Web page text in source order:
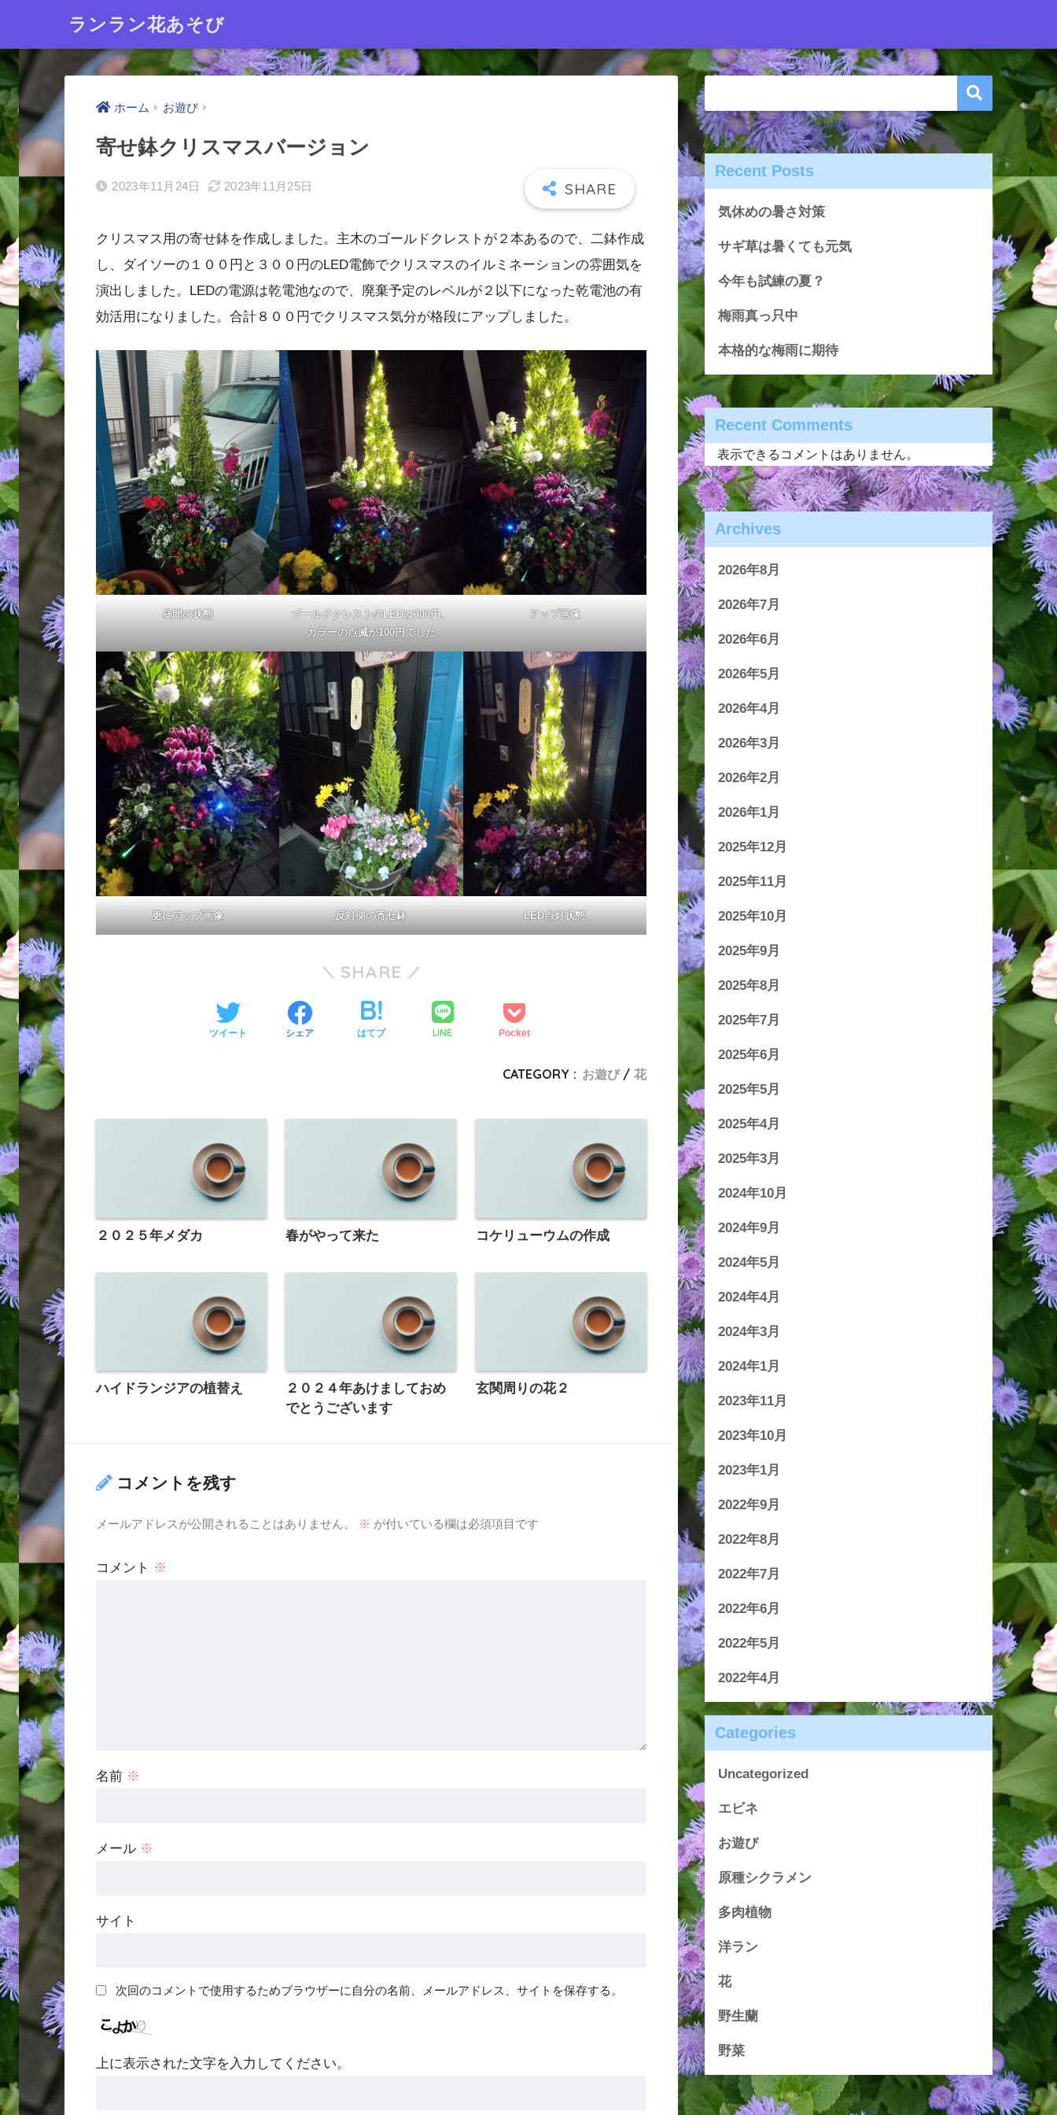
ランラン花あそび
ホーム お遊び
寄せ鉢クリスマスバージョン
2023年11月24日 2023年11月25日
クリスマス用の寄せ鉢を作成しました。主木のゴールドクレストが２本あるので、二鉢作成
し、ダイソーの１００円と３００円のLED電飾でクリスマスのイルミネーションの雰囲気を
演出しました。LEDの電源は乾電池なので、廃棄予定のレベルが２以下になった乾電池の有
効活用になりました。合計８００円でクリスマス気分が格段にアップしました。
昼間の状態
ゴールドクレストのLEDは300円、
カラーの点滅が100円でした
アップ画像
更にアップ画像 反対側の寄せ鉢 LED点灯状態
SHARE
ツイート シェア はてブ LINE Pocket
CATEGORY : お遊び 花
２０２５年メダカ 春がやって来た コケリューウムの作成
ハイドランジアの植替え
２０２４年あけましておめ
でとうございます
玄関周りの花２
コメントを残す
メールアドレスが公開されることはありません。 ※ が付いている欄は必須項目です
コメント ※
名前 ※
メール ※
サイト
次回のコメントで使用するためブラウザーに自分の名前、メールアドレス、サイトを保存する。
上に表示された文字を入力してください。
Recent Posts
気休めの暑さ対策
サギ草は暑くても元気
今年も試練の夏？
梅雨真っ只中
本格的な梅雨に期待
Recent Comments
表示できるコメントはありません。
Archives
2026年8月
2026年7月
2026年6月
2026年5月
2026年4月
2026年3月
2026年2月
2026年1月
2025年12月
2025年11月
2025年10月
2025年9月
2025年8月
2025年7月
2025年6月
2025年5月
2025年4月
2025年3月
2024年10月
2024年9月
2024年5月
2024年4月
2024年3月
2024年1月
2023年11月
2023年10月
2023年1月
2022年9月
2022年8月
2022年7月
2022年6月
2022年5月
2022年4月
Categories
Uncategorized
エビネ
お遊び
原種シクラメン
多肉植物
洋ラン
花
野生蘭
野菜